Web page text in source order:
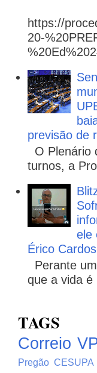
https://
20-
previsão de
O Plenário
turnos, a
ele
Érico
Perante
que a vida
TAGS
Correio
Pregão CESUPA